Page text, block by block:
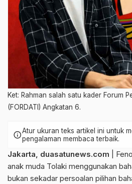
Ket: Rahman salah satu kader Forum
(FORDATI) Angkatan 6.
infoAtur ukuran teks artikel ini untuk
pengalaman membaca terbaik.
Jakarta, duasatunews.com |
anak muda Tolaki menggunakan
bukan sekadar persoalan pilihan